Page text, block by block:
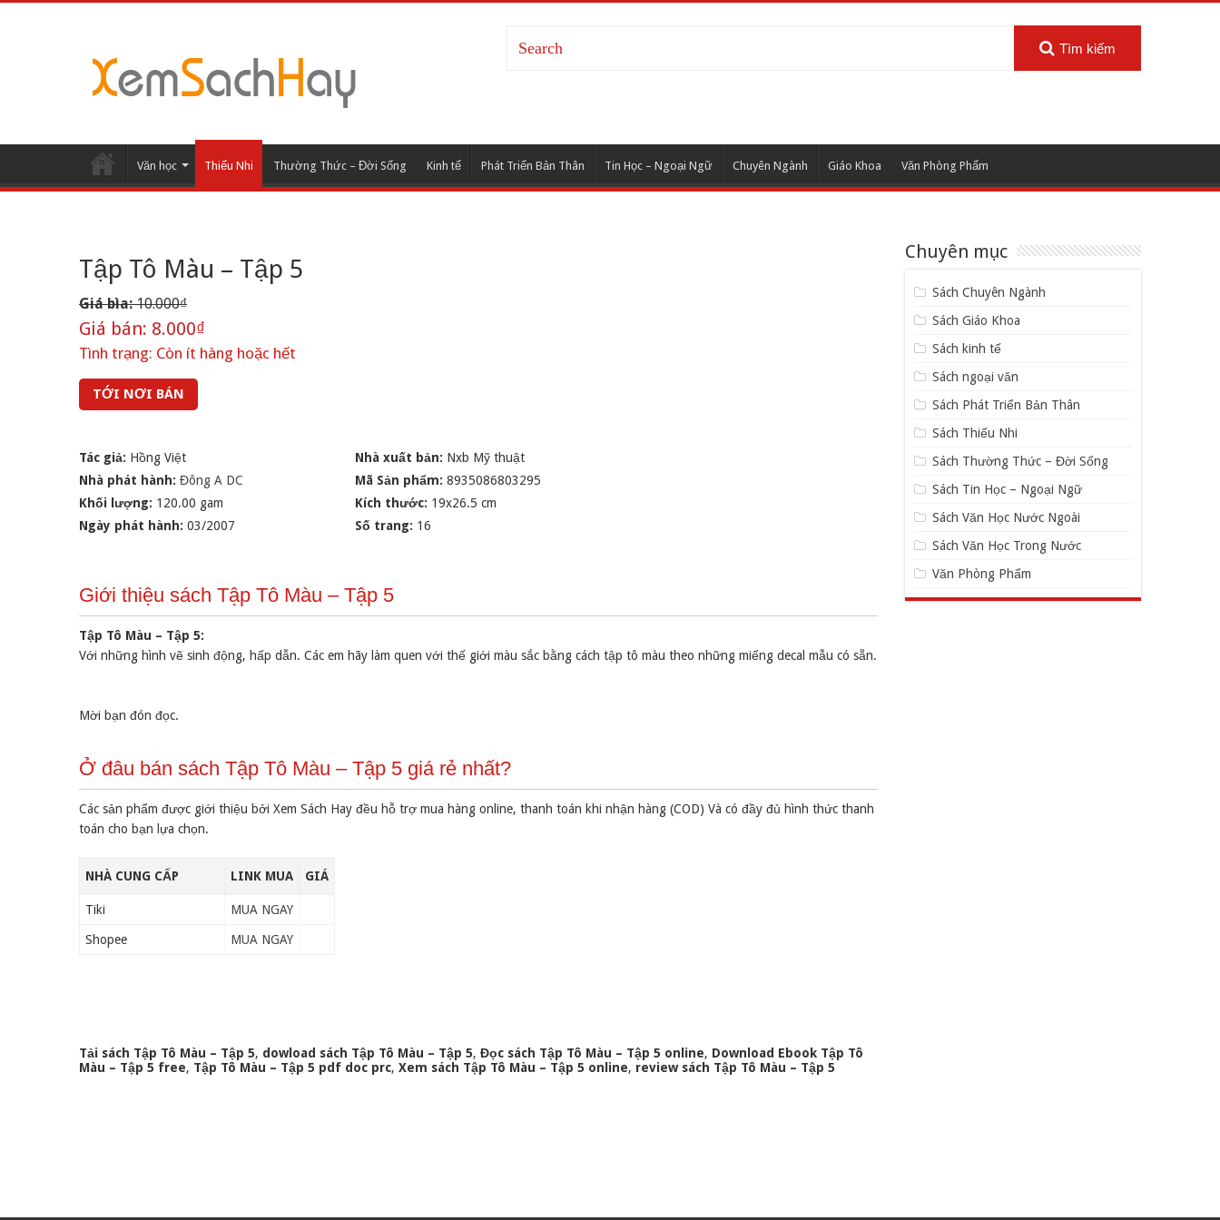
Tìm kiếm
Văn học Thiếu Nhi Thường Thức – Đời Sống Kinh tế Phát Triển Bản Thân Tin Học – Ngoại Ngữ Chuyên Ngành Giáo Khoa Văn Phòng Phẩm
Tập Tô Màu – Tập 5
Giá bìa:10.000₫
Giá bán: 8.000₫
Tình trạng: Còn ít hàng hoặc hết
TỚI NƠI BÁN
Tác giả: Hồng Việt Nhà xuất bản: Nxb Mỹ thuật
Nhà phát hành: Đông A DC Mã Sản phẩm: 8935086803295
Khối lượng: 120.00 gam Kích thước: 19x26.5 cm
Ngày phát hành: 03/2007 Số trang: 16
Giới thiệu sách Tập Tô Màu – Tập 5
Tập Tô Màu – Tập 5:
Với những hình vẽ sinh động, hấp dẫn. Các em hãy làm quen với thế giới màu sắc bằng cách tập tô màu theo những miếng decal mẫu có sẵn.
Mời bạn đón đọc.
Ở đâu bán sách Tập Tô Màu – Tập 5 giá rẻ nhất?
Các sản phẩm được giới thiệu bởi Xem Sách Hay đều hỗ trợ mua hàng online, thanh toán khi nhận hàng (COD) Và có đầy đủ hình thức thanh
toán cho bạn lựa chọn.
NHÀ CUNG CẤP LINK MUA GIÁ
Tiki MUA NGAY
Shopee MUA NGAY
Tải sách Tập Tô Màu – Tập 5, dowload sách Tập Tô Màu – Tập 5, Đọc sách Tập Tô Màu – Tập 5 online, Download Ebook Tập Tô
Màu – Tập 5 free, Tập Tô Màu – Tập 5 pdf doc prc, Xem sách Tập Tô Màu – Tập 5 online, review sách Tập Tô Màu – Tập 5
Chuyên mục
Sách Chuyên Ngành
Sách Giáo Khoa
Sách kinh tế
Sách ngoại văn
Sách Phát Triển Bản Thân
Sách Thiếu Nhi
Sách Thường Thức – Đời Sống
Sách Tin Học – Ngoại Ngữ
Sách Văn Học Nước Ngoài
Sách Văn Học Trong Nước
Văn Phòng Phẩm